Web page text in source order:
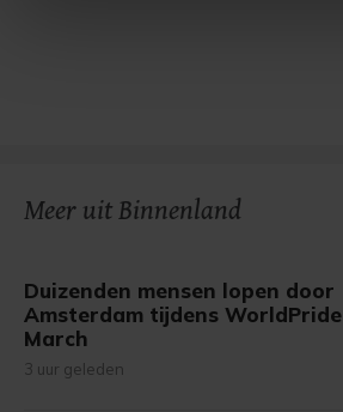
Meer uit Binnenland
Duizenden mensen lopen door
Amsterdam tijdens WorldPride
March
3 uur geleden